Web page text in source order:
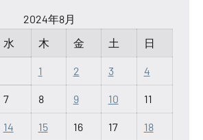
2024年8月
水 木 金 土 日
1 2 3 4
7 8 9 10 11
14 15 16 17 18